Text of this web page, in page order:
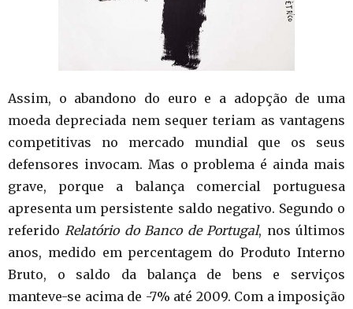
Assim, o abandono do euro e a adopção de uma
moeda depreciada nem sequer teriam as vantagens
competitivas no mercado mundial que os seus
defensores invocam. Mas o problema é ainda mais
grave, porque a balança comercial portuguesa
apresenta um persistente saldo negativo. Segundo o
referido Relatório do Banco de Portugal, nos últimos
anos, medido em percentagem do Produto Interno
Bruto, o saldo da balança de bens e serviços
manteve-se acima de -7% até 2009. Com a imposição